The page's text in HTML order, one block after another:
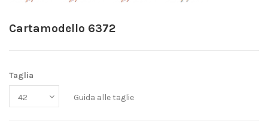
Cartamodello 6372
Taglia
Guida alle taglie